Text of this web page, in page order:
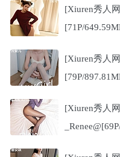
[Xiuren秀人
[71P/
[Xiuren秀人
[79P/
[Xiuren秀人